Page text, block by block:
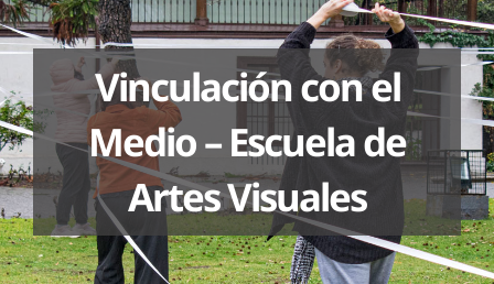
Vinculación con el
Medio – Escuela de
Artes Visuales